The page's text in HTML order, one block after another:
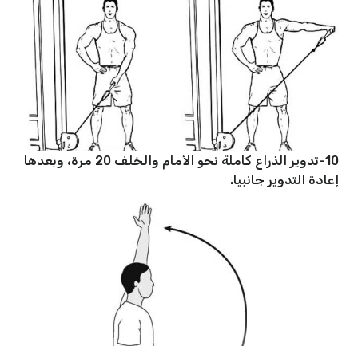
10-تدوير الذراع كاملة نحو الأمام والخلف 20 مرة، وبعدها
إعادة التدوير جانبيا.